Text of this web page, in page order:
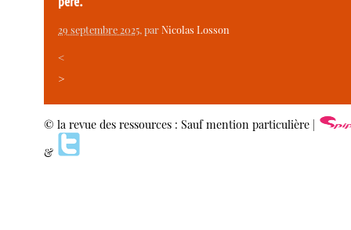
29 septembre 2025, parNicolas Losson
<
>
© la revue des ressources : Sauf mention particulière |
&